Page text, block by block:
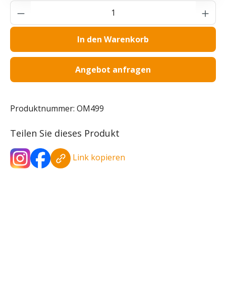
Produkt Anzahl: Gib den gewünschten
In den Warenkorb
Angebot anfragen
Produktnummer: OM499
Teilen Sie dieses Produkt
Link kopieren